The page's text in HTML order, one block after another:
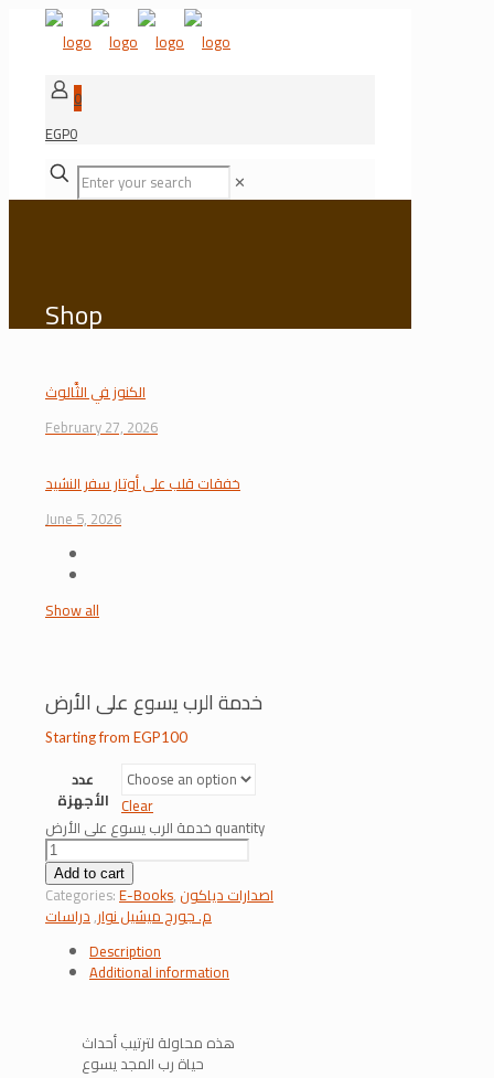
0
EGP0
✕
Shop
الكنوز في الثَّالوث
February 27, 2026
خفقات قلب على أوتار سفر النشيد
June 5, 2026
Show all
خدمة الرب يسوع على الأرض
Starting from EGP100
عدد
الأجهزة Clear
خدمة الرب يسوع على الأرض quantity
Add to cart
Categories:E-Books, اصدارات دياكون
م. جورج ميشيل نوار,دراسات
Description
Additional information
هذه محاولة لترتيب أحداث
حياة رب المجد يسوع